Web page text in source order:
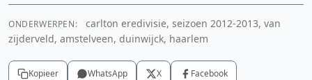
ONDERWERPEN:
carlton eredivisie, seizoen 2012-2013, van
zijderveld, amstelveen, duinwijck, haarlem
Kopieer WhatsApp X Facebook